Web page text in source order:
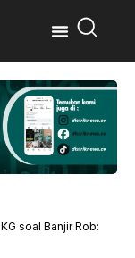
soal Banjir Rob: